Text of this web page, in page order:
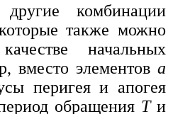
комбинации
также можно
начальных
вместо элементов а
перигея и апогея
обращения Ти